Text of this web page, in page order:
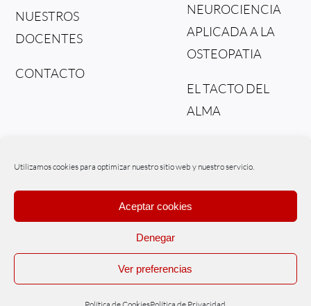
Utilizamos cookies para optimizar nuestro sitio web y nuestro servicio.
Aceptar cookies
Denegar
Ver preferencias
NUESTROS
DOCENTES
CONTACTO
NEUROCIENCIA
APLICADA A LA
OSTEOPATIA
EL TACTO DEL
ALMA
FLUIDO
© Copyright – Osteonex | Powered byWIPInternet
Políticas de Cookies|Políticas de Privacidad|Aviso legal|Tratamiento
de datos